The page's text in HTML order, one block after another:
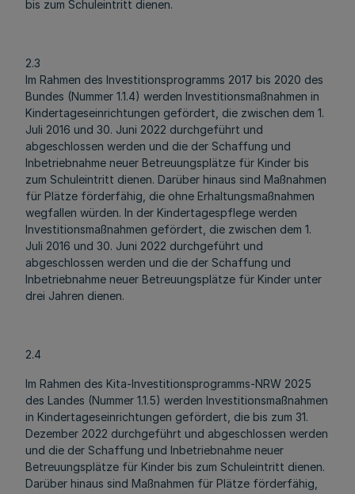
bis zum Schuleintritt dienen.
2.3
Im Rahmen des Investitionsprogramms 2017 bis 2020 des
Bundes (Nummer 1.1.4) werden Investitionsmaßnahmen in
Kindertageseinrichtungen gefördert, die zwischen dem 1.
Juli 2016 und 30. Juni 2022 durchgeführt und
abgeschlossen werden und die der Schaffung und
Inbetriebnahme neuer Betreuungsplätze für Kinder bis
zum Schuleintritt dienen. Darüber hinaus sind Maßnahmen
für Plätze förderfähig, die ohne Erhaltungsmaßnahmen
wegfallen würden. In der Kindertagespflege werden
Investitionsmaßnahmen gefördert, die zwischen dem 1.
Juli 2016 und 30. Juni 2022 durchgeführt und
abgeschlossen werden und die der Schaffung und
Inbetriebnahme neuer Betreuungsplätze für Kinder unter
drei Jahren dienen.
2.4
Im Rahmen des Kita-Investitionsprogramms-NRW 2025
des Landes (Nummer 1.1.5) werden Investitionsmaßnahmen
in Kindertageseinrichtungen gefördert, die bis zum 31.
Dezember 2022 durchgeführt und abgeschlossen werden
und die der Schaffung und Inbetriebnahme neuer
Betreuungsplätze für Kinder bis zum Schuleintritt dienen.
Darüber hinaus sind Maßnahmen für Plätze förderfähig,